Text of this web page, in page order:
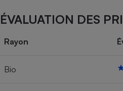
ÉVALUATION DES
Rayon
Bio